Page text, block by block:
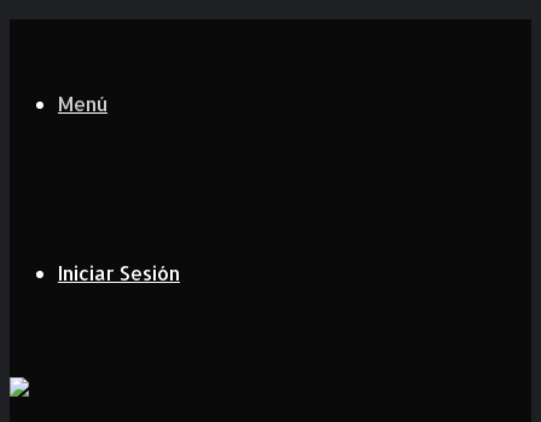
Menú
Iniciar Sesión